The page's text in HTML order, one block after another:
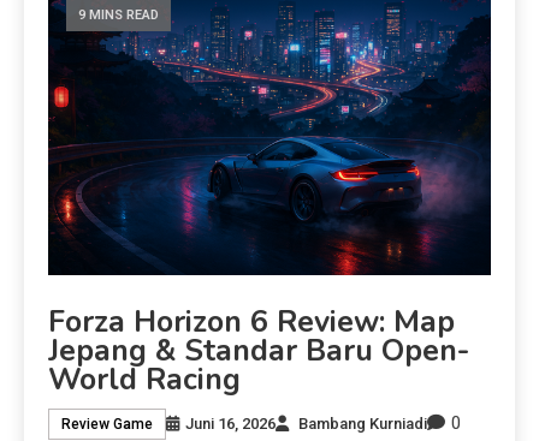
9 MINS READ
Forza Horizon 6 Review: Map
Jepang & Standar Baru Open-
World Racing
Review Game Juni 16, 2026 Bambang Kurniadi 0